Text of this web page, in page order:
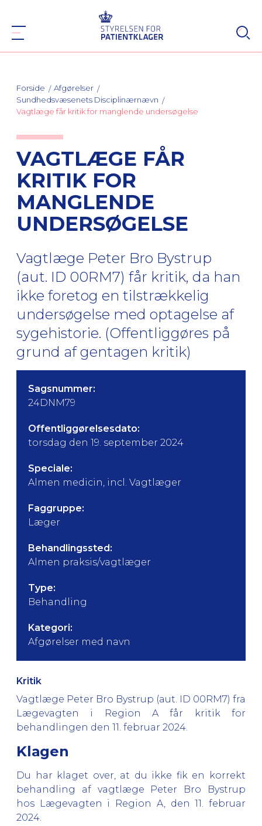
Forside
Afgørelser
Sundhedsvæsenets Disciplinærnævn
Vagtlæge får kritik for manglende undersøgelse
VAGTLÆGE FÅR
KRITIK FOR
MANGLENDE
UNDERSØGELSE
Vagtlæge Peter Bro Bystrup
(aut. ID 00RM7) får kritik, da han
ikke foretog en tilstrækkelig
undersøgelse med optagelse af
sygehistorie. (Offentliggøres på
grund af gentagen kritik)
Sagsnummer:
24DNM79
Offentliggørelsesdato:
torsdag den 19. september 2024
Speciale:
Almen medicin, incl. Vagtlæger
Faggruppe:
Læger
Behandlingssted:
Almen praksis/vagtlæger
Type:
Behandling
Kategori:
Afgørelser med navn
Kritik
Vagtlæge Peter Bro Bystrup (aut. ID 00RM7) fra
Lægevagten i Region A får kritik for
behandlingen den 11. februar 2024.
Klagen
Du har klaget over, at du ikke fik en korrekt
behandling af vagtlæge Peter Bro Bystrup
hos Lægevagten i Region A, den 11. februar
2024.